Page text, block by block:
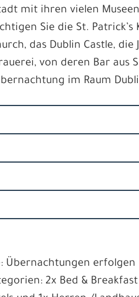
mit ihren vielen
Sie die St.
das Dublin Castle, die
von deren Bar aus
im Raum
Übernachtungen
2x Bed &